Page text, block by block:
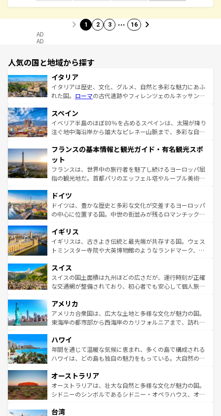
1 2 3 … 16
AD
AD
人気の国と地域から探す
イタリア
イタリアは歴史、文化、グルメ、自然と多彩な魅力にあふ
れた国。 ローマの古代遺跡やフィレンツェのルネッサンス
ろん、トスカーナの美しい田園風景やアマルフィ海岸の絶
景など、自然景観も見逃せない。観光の合間には、本場の
ピザやパスタなど、絶品のイタリア料理を堪能することも
ませてくれるイタリアで、忘れられない旅をしてみよう！
なお、新着のイタリア情報は
しい。
スペイン
イベリア半島のほぼ80％を占めるスペインは、太陽が降り
注ぐ地中海沿岸から雄大なピレネー山脈まで、多彩な自然
文化が根付くこの国では、情熱的なフラメンコ、熱気あふ
れる闘牛、そして美味しいタパスが生活の一部となってい
る。首都マドリードの洗練された雰囲気や、バルセロナの
アートに溢れた街角から、地方では古代ローマ遺跡や中世
せる。地方によって風土や気候が異なるスペインはその個
性で訪れる人を魅了する。 なお、新着のスペイン情報は コ
ンテンツ一覧を参照してほしい。
フランスの基本情報と観光ガイド・有名観光スポ
ット
フランスは、世界中の旅行者を魅了し続けるヨーロッパ屈
指の観光地だ。首都パリのエッフェル塔やルーブル美術館
で、幅広い魅力が詰まっている。華麗な宮殿、歴史的な大
聖堂、美しいビーチ、そして豊かな自然が、訪れる者を心
から魅了する。また、フランスは美食の国としても知ら
いる。シャンパンの発祥地であるランス、プロヴァンスの
香り高いラベンダー畑など、多彩な楽しみ方が可能だ。さ
らに、パリ以外の地域にも魅力が溢れており、どの街角に
れる地方に足を運ぶとそれぞれで全く異なる文化を体験で
きるだろう。 なお、新着のフランス情報はコンテンツ一覧
を参照してほしい。
ドイツ
ドイツは、豊かな歴史と多彩な文化が交差するヨーロッパ
の中心に位置する国。中世の街並みが残るロマンチック街
顔を持つこの国は、どこを歩いても飽きることがない。ベ
ルリンの文化的活気、バイエルン州のアルプスの絶景、そ
してライン川沿いのワイン畑といった風景は必見。ビール
は、お酒好きな人にはぜひ体験してほしい。 なお、新着の
ドイツ情報はコンテンツ一覧を参照してほしい。
イギリス
イギリスは、古きよき伝統と最先端が共存する国。ウェス
トミンスター寺院や大英博物館のようなランドマーク、歴
リアごとに異なる魅力がある。また、優雅なアフタヌーン
ティー、ビール好きにはたまらない英国パブ、サッカー観
戦など、本場だからこそできる体験も豊富。イギリスを旅
ンツ一覧を参照してほしい。
スイス
スイスの国土面積は九州ほどの広さだが、運行時刻が正確
な交通網が整備されており、初心者でも安心して個人旅行
の建物がそのまま残る町や、スイスならではのユニークな
博物館もあり、アルプス観光だけでなく町歩きも満喫する
ことができる。国民の所得が高いため物価も高いが、旅行
ば市内交通費無料で観光を楽しむこともできる。 なお、新
着のスイス情報はコンテンツ一覧 を参照してほしい。
アメリカ
アメリカ合衆国は、広大な土地と多様な文化が魅力の国。
東海岸の都市部から西海岸のカリフォルニアまで、訪れる
のような巨大都市は、観光、ショッピング、エンターテイ
ンメントが詰まった刺激的なスポットだ。一方、アメリカ
西部には大自然が広がり、グランドキャニオンやイエロー
部のニューオーリンズでは、音楽と美食が融合した独特の
文化が魅力。旅行者はアメリカの各地域で異なる魅力を楽
しみながら、その多様性と豊かな歴史を感じることができ
ならではの贅沢な旅のスタイルだ。 なお、新着のアメリカ
ハワイ
年間を通じて温暖な気候に恵まれ、多くの島で構成される
ハワイは、どの島も独自の魅力をもっている。大自然の神
ワイ島は見逃せない。また、定番の観光地といえばオアフ
島だが、静かな自然を求めるならマウイ島やカウアイ島が
おすすめ。エメラルドグリーンに輝く海をはじめ、豊かな
れるおもてなしの心で訪れる人々を迎えてくれるハワイの
オーストラリア
オーストラリアは、壮大な自然と多様な文化が魅力の国。
シドニーのシンボルであるシドニー・オペラハウス、オー
リアリーフや大陸中央部にそびえるウルル（エアーズロッ
台湾